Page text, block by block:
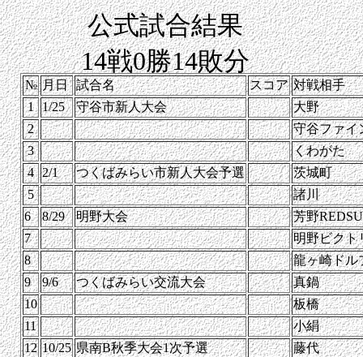
公式試合結果
14戦0勝14敗分
№ 月日 試合名 スコア 対戦相手
1 1/25 守谷市新人大会
大野
2
守谷ファイ
3
くわがた
4 2/1 つくばみらい市新人大会予選
茨城町
5
諸川
6
8/29 明野大会
芳野
7
明野ビクト
8
龍ヶ崎ドル
9
9/6 つくばみらい交流大会
真鍋
10
板橋
11
小絹
12 10/25 県南B秋季大会1次予選
藤代